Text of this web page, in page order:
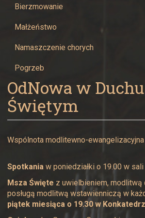
w
Żywcu
Bierzmowanie
Małżeństwo
Namaszczenie chorych
Pogrzeb
OdNowa w Duchu
Świętym
Wspólnota modlitewno-ewangelizacyjna
Spotkania w poniedziałki o 19.00 w sali
Msza Święte z uwielbieniem, modlitwą
posługą modlitwą wstawienniczą w
piątek miesiąca o 19.30 w